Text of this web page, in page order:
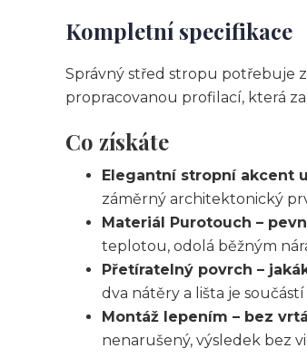
Kompletní specifikace
Správný střed stropu potřebuje
propracovanou profilací, která
Co získáte
Elegantní stropní akcent
záměrný architektonický
Materiál Purotouch –
teplotou, odolá běžným
Přetíratelný povrch –
dva nátěry a lišta je
Montáž lepením – bez
nenarušený, výsledek bez